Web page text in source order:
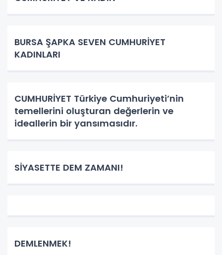
BURSA ŞAPKA SEVEN CUMHURİYET
KADINLARI
CUMHURİYET Türkiye Cumhuriyeti’nin
temellerini oluşturan değerlerin ve
ideallerin bir yansımasıdır.
SİYASETTE DEM ZAMANI!
DEMLENMEK!